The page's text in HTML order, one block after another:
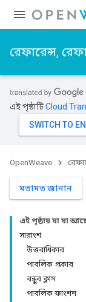
রেফারেন্স,
এই পৃষ্ঠাটিCloud
OpenWeave
মতামত জানান
এই পৃষ্ঠায় যা যা
সারাংশ
উত্তরাধিকার
পাবলিক প্রকার
বন্ধুর ক্লাস
পাবলিক ফাংশন